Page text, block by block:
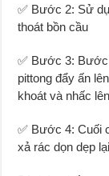
✅ Bước 2: Sử
thoát bồn cầu
✅ Bước 3:
pittong đẩy ấn
khoát và nhấc
✅ Bước 4: Cuối
xả rác dọn dẹp